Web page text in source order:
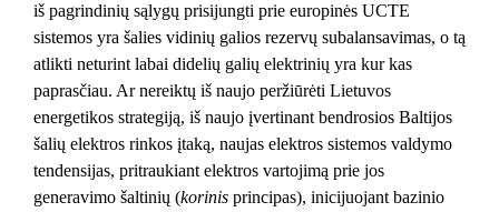
iš pagrindinių sąlygų prisijungti prie europinės UCTE
sistemos yra šalies vidinių galios rezervų subalansavimas, o tą
atlikti neturint labai didelių galių elektrinių yra kur kas
paprasčiau. Ar nereiktų iš naujo peržiūrėti Lietuvos
energetikos strategiją, iš naujo įvertinant bendrosios Baltijos
šalių elektros rinkos įtaką, naujas elektros sistemos valdymo
tendensijas, pritraukiant elektros vartojimą prie jos
generavimo šaltinių (korinis principas), inicijuojant bazinio